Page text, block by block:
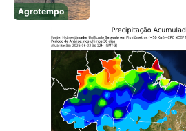
Agrotempo